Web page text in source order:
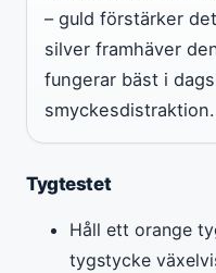
– guld förstärker
silver framhäver
fungerar bäst i
smyckesdistraktion.
Tygtestet
Håll ett orange
tygstycke